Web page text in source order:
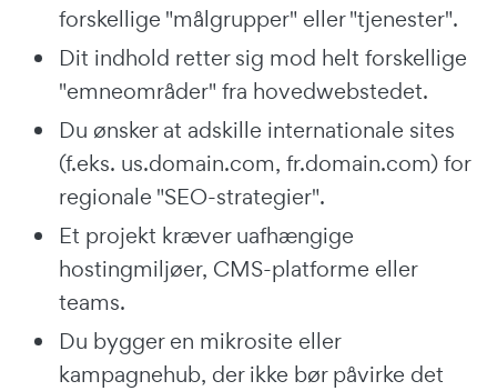
forskellige "målgrupper" eller "tjenester".
Dit indhold retter sig mod helt forskellige
"emneområder" fra hovedwebstedet.
Du ønsker at adskille internationale sites
(f.eks. us.domain.com, fr.domain.com) for
regionale "SEO-strategier".
Et projekt kræver uafhængige
hostingmiljøer, CMS-platforme eller
teams.
Du bygger en mikrosite eller
kampagnehub, der ikke bør påvirke det